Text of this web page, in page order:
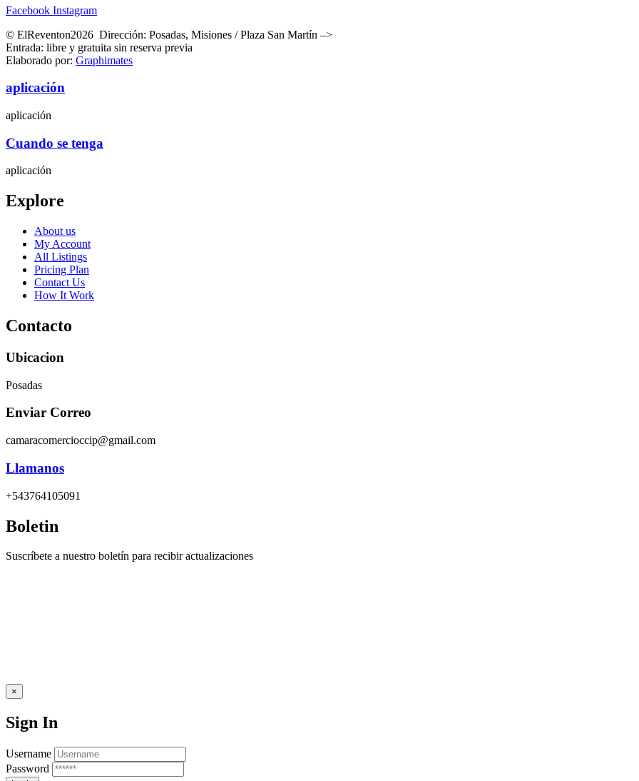
Facebook Instagram
© ElReventon2026 Dirección: Posadas, Misiones / Plaza San Martín –>
Entrada: libre y gratuita sin reserva previa
Elaborado por: Graphimates
aplicación
aplicación
Cuando se tenga
aplicación
Explore
About us
My Account
All Listings
Pricing Plan
Contact Us
How It Work
Contacto
Ubicacion
Posadas
Enviar Correo
camaracomercioccip@gmail.com
Llamanos
+543764105091
Boletin
Suscríbete a nuestro boletín para recibir actualizaciones
×
Sign In
Username
Password